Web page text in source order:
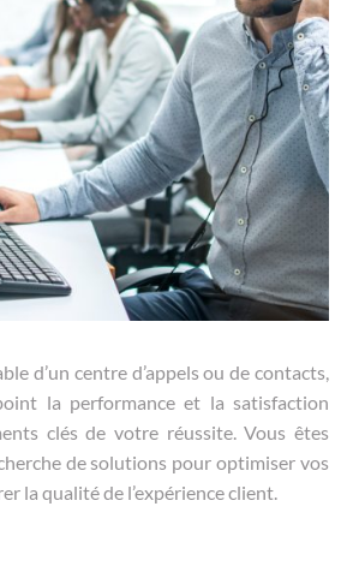
d’un centre d’appels ou de contacts,
la performance et la satisfaction
clés de votre réussite. Vous êtes
de solutions pour optimiser vos
la qualité de l’expérience client.